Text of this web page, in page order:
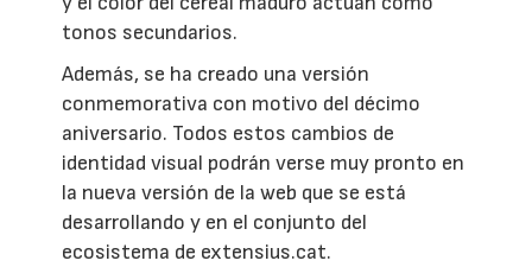
tonos secundarios.
Además, se ha creado una versión
conmemorativa con motivo del décimo
aniversario. Todos estos cambios de
identidad visual podrán verse muy pronto en
la nueva versión de la web que se está
desarrollando y en el conjunto del
ecosistema de extensius.cat.